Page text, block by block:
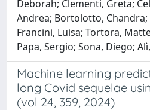
Deborah; Clementi, Greta;
Andrea; Bortolotto, Chandra;
Francini, Luisa; Tortora,
Papa, Sergio; Sona, Diego;
Machine learning
long Covid sequelae
(vol 24, 359, 2024)